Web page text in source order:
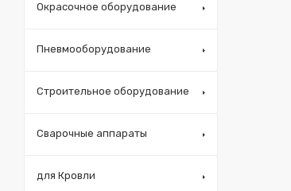
Окрасочное оборудование
Пневмооборудование
Строительное оборудование
Сварочные аппараты
для Кровли